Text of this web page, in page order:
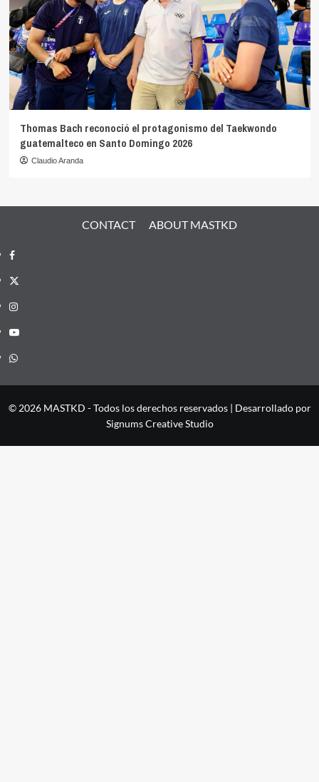
Thomas Bach reconoció el protagonismo del Taekwondo
guatemalteco en Santo Domingo 2026
Claudio Aranda
CONTACT ABOUT MASTKD
Facebook
X
Instagram
YouTube
Whatsapp